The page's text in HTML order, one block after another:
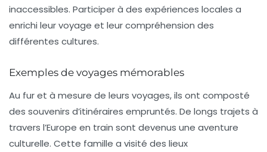
inaccessibles. Participer à des expériences locales a
enrichi leur voyage et leur compréhension des
différentes cultures.
Exemples de voyages mémorables
Au fur et à mesure de leurs voyages, ils ont composté
des souvenirs d’itinéraires empruntés. De longs trajets à
travers l’Europe en train sont devenus une aventure
culturelle. Cette famille a visité des lieux